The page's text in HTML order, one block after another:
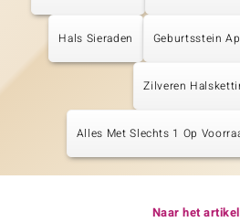
Hals Sieraden Geburtsstein
Zilveren
Alles Met Slechts 1 Op
Naar het artikel